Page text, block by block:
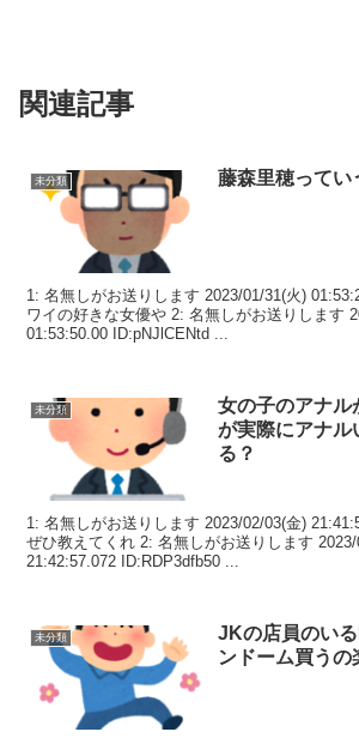
関連記事
未分類 藤森里穂ってい
1: 名無しがお送りします 2023/01/31(火) 01:53:27.01 ID:pNJlCENtd
ワイの好きな女優や 2: 名無しがお送りします 2023/01/31(火)
01:53:50.00 ID:pNJlCENtd ...
未分類
女の子のアナル
が実際にアナル
る？
1: 名無しがお送りします 2023/02/03(金) 21:41:59.919 ID:ETe57AYA0
ぜひ教えてくれ 2: 名無しがお送りします 2023/02/03(金)
21:42:57.072 ID:RDP3dfb50 ...
未分類
JKの店員のい
ンドーム買う